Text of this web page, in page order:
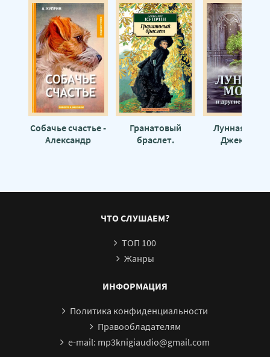
Собачье счастье -
Александр
Гранатовый
браслет.
Лунная моль
Джек Вэнс
ЧТО СЛУШАЕМ?
ТОП 100
Жанры
ИНФОРМАЦИЯ
Политика конфиденциальности
Правообладателям
e-mail: mp3knigiaudio@gmail.com